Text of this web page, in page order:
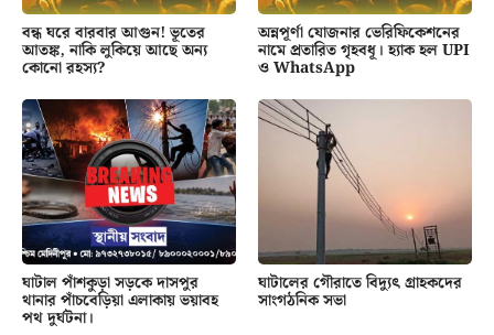
বন্ধ ঘরে বারবার আগুন! ভূতের
আতঙ্ক, নাকি লুকিয়ে আছে অন্য
কোনো রহস্য?
অন্নপূর্ণা যোজনার ভেরিফিকেশনের
নামে প্রতারিত গৃহবধূ। হ্যাক হল UPI
ও WhatsApp
ঘাটাল পাঁশকুড়া সড়কে দাসপুর
থানার পাঁচবেড়িয়া এলাকায় ভয়াবহ
পথ দুর্ঘটনা।
ঘাটালের গৌরাতে বিদ্যুৎ গ্রাহকদের
সাংগঠনিক সভা